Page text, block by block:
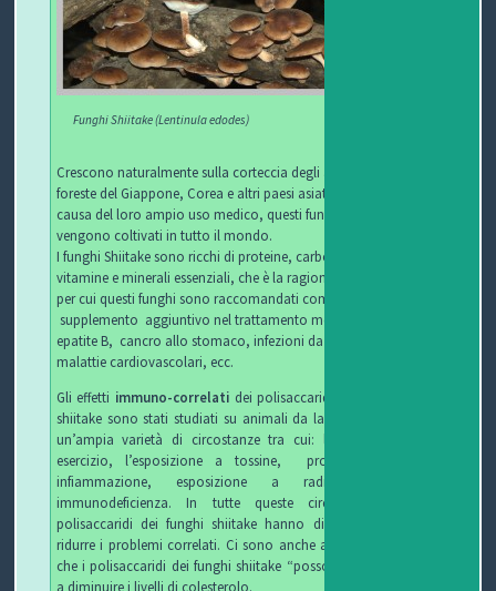
Funghi Shiitake (Lentinula edodes)
Crescono naturalmente sulla corteccia degli alberi nelle
foreste del Giappone, Corea e altri paesi asiatici, ma a
causa del loro ampio uso medico, questi funghi
vengono coltivati ​​in tutto il mondo.
I funghi Shiitake sono ricchi di proteine, carboidrati, fibre,
vitamine e minerali essenziali, che è la ragione principale
per cui questi funghi sono raccomandati come
supplemento aggiuntivo nel trattamento medico dell’
epatite B, cancro allo stomaco, infezioni da HIV,
malattie cardiovascolari, ecc.
Gli effetti immuno-correlati dei polisaccaridi nei funghi
shiitake sono stati studiati su animali da laboratorio in
un’ampia varietà di circostanze tra cui: lo stress da
esercizio, l’esposizione a tossine, produzione di
infiammazione, esposizione a radiazioni, e
immunodeficienza. In tutte queste circostanze, i
polisaccaridi dei funghi shiitake hanno dimostrato di
ridurre i problemi correlati. Ci sono anche alcune prove
che i polisaccaridi dei funghi shiitake “possono aiutare”
a diminuire i livelli di colesterolo.